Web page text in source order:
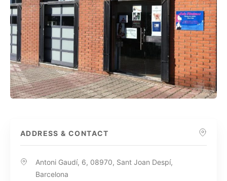
ADDRESS & CONTACT
Antoni Gaudí, 6, 08970, Sant Joan Despí,
Barcelona